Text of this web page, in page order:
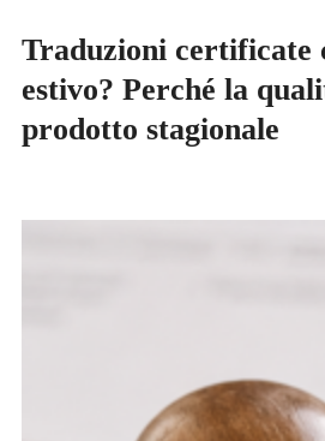
Traduzioni certificate
estivo? Perché la
prodotto stagionale